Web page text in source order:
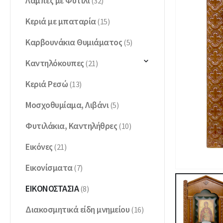
Κεριά με μπαταρία(15)
Καρβουνάκια Θυμιάματος (5)
Καντηλόκουπες (21)
Κεριά Ρεσώ (13)
Μοσχοθυμίαμα, Λιβάνι(5)
Φυτιλάκια, Καντηλήθρες (10)
Εικόνες (21)
Εικονίσματα(7)
ΕΙΚΟΝΟΣΤΆΣΙΑ(8)
Διακοσμητικά είδη μνημείου (16)